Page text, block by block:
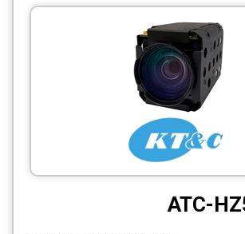
C-Mount
Professional Video
Fiber
AV over
Photo
ATC-